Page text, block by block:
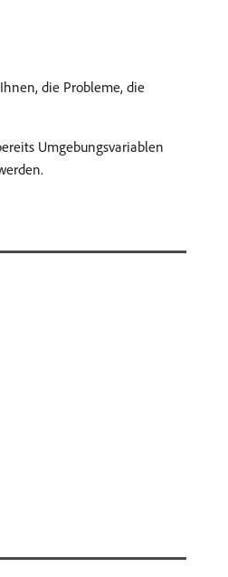
die Probleme, die
Umgebungsvariablen